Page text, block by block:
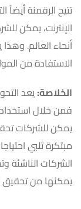
تتيح الرقمنة أيضاً
الإنترنت، يمكن
أنحاء العالم. وهذا
الاستفادة من
الخلاصة:يعد
فمن خلال استخدام
يمكن للشركات
مبتكرة تلبي
الشركات الناشئة
يمكنها من تحقيق